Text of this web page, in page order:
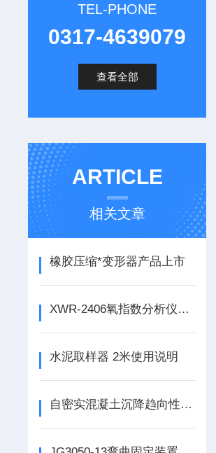
TEL-PHONE
0317-4639079
查看全部
ARTICLE
相关文章
橡胶压缩*变形器产品上市
XWR-2406氧指数分析仪产品上市
水泥取样器 2米使用说明
自密实混凝土沉降趋向性检测筒 拌合稳定性物试验筒的使用说明